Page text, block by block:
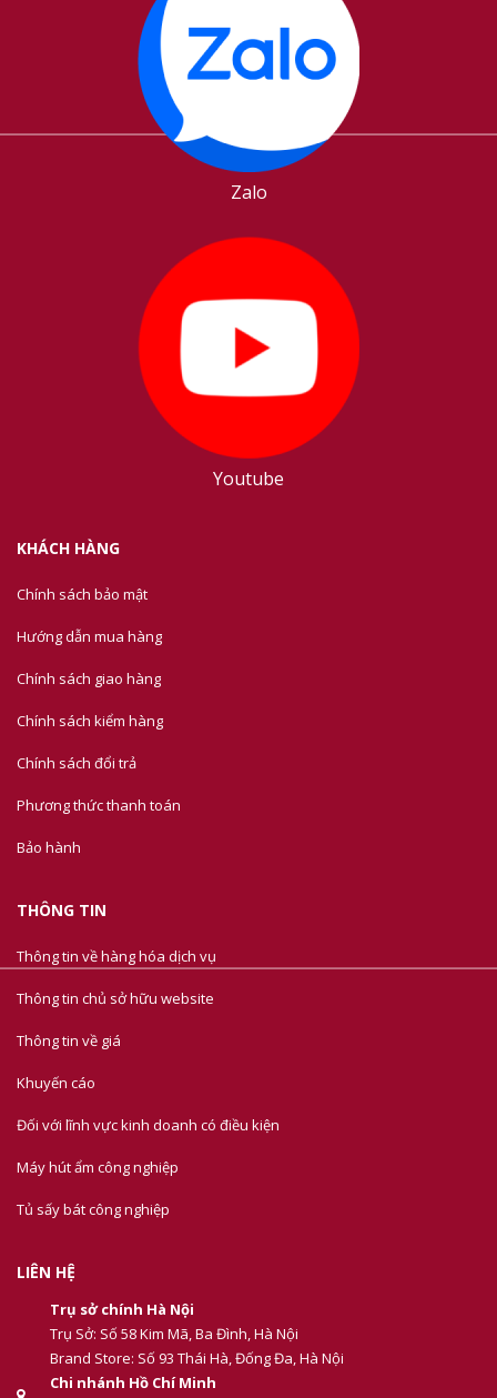
Zalo
Youtube
KHÁCH HÀNG
Chính sách bảo mật
Hướng dẫn mua hàng
Chính sách giao hàng
Chính sách kiểm hàng
Chính sách đổi trả
Phương thức thanh toán
Bảo hành
THÔNG TIN
Thông tin về hàng hóa dịch vụ
Thông tin chủ sở hữu website
Thông tin về giá
Khuyến cáo
Đối với lĩnh vực kinh doanh có điều kiện
Máy hút ẩm công nghiệp
Tủ sấy bát công nghiệp
LIÊN HỆ
Trụ sở chính Hà Nội
Trụ Sở: Số 58 Kim Mã, Ba Đình, Hà Nội
Brand Store: Số 93 Thái Hà, Đống Đa, Hà Nội
Chi nhánh Hồ Chí Minh